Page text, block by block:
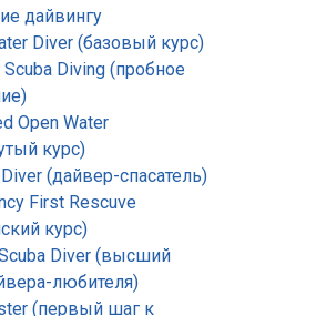
дайвингу
Diver (базовый курс)
Diving (пробное
Open Water
курс)
(дайвер-спасатель)
First Rescuve
курс)
Diver (высший
любителя)
(первый шаг к